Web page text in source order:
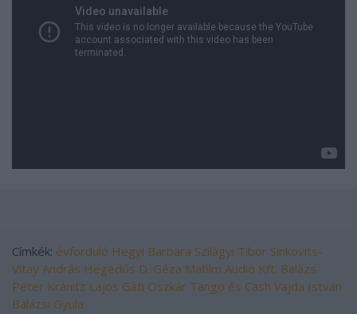
Címkék: évforduló Hegyi Barbara Szilágyi Tibor Sinkovits-
Vitay András Hegedűs D. Géza Mafilm Audio Kft. Balázs
Péter Kránitz Lajos Gáti Oszkár Tango és Cash Vajda István
Balázsi Gyula